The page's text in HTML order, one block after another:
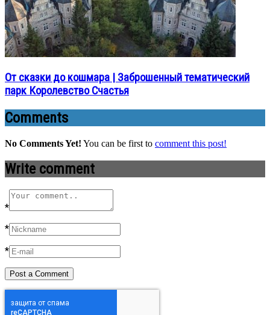
От сказки до кошмара | Заброшенный тематический
парк Королевство Счастья
Comments
No Comments Yet! You can be first to comment this post!
Write comment
*
*
*